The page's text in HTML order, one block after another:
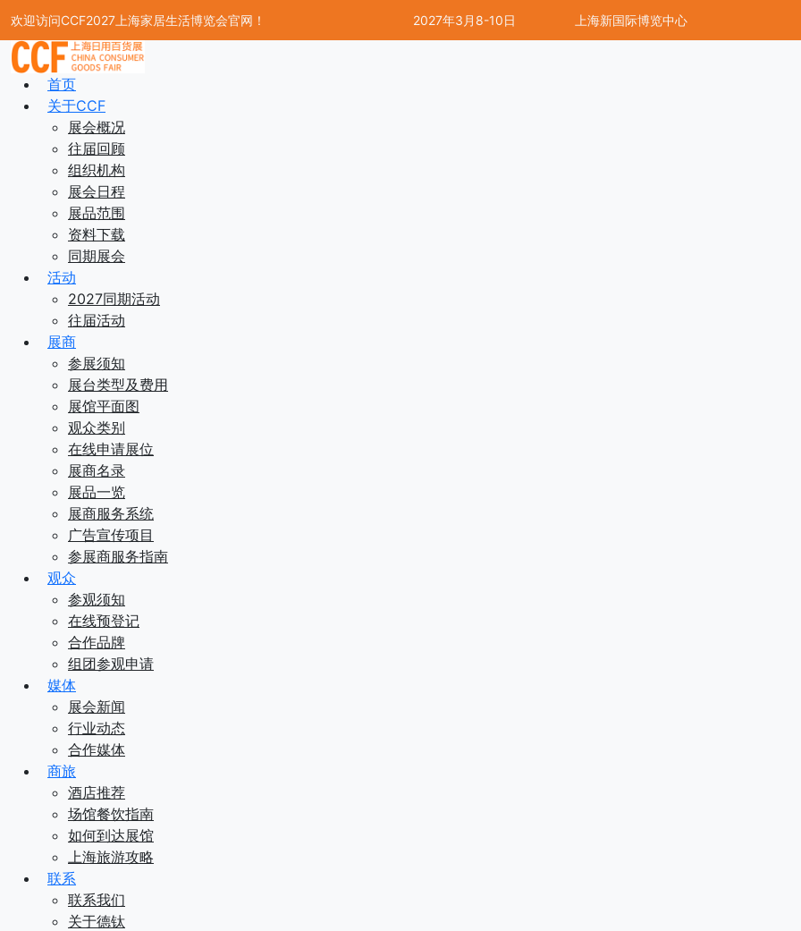
欢迎访问CCF2027上海家居生活博览会官网！ 2027年3月8-10日 上海新国际博览中心
首页
关于CCF
展会概况
往届回顾
组织机构
展会日程
展品范围
资料下载
同期展会
活动
2027同期活动
往届活动
展商
参展须知
展台类型及费用
展馆平面图
观众类别
在线申请展位
展商名录
展品一览
展商服务系统
广告宣传项目
参展商服务指南
观众
参观须知
在线预登记
合作品牌
组团参观申请
媒体
展会新闻
行业动态
合作媒体
商旅
酒店推荐
场馆餐饮指南
如何到达展馆
上海旅游攻略
联系
联系我们
关于德钛